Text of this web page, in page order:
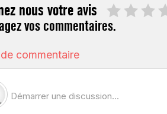
nous votre avis
vos commentaires.